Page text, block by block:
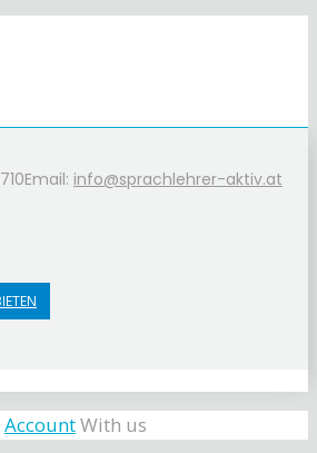
Email: info@sprachlehrer-aktiv.at
AccountWith us